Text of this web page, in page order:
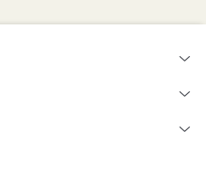
aniversar arată perfect —